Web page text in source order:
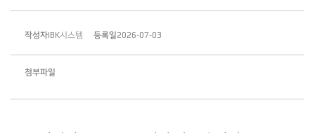
작성자IBK시스템 등록일2026-07-03
첨부파일